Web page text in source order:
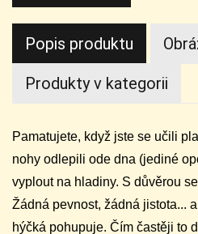
Popis produktu
Produkty v kategorii
Pamatujete, když jste se učili
nohy odlepili ode dna (jediné
vyplout na hladiny. S důvěrou
Žádná pevnost, žádná jistota...
hýčká pohupuje. Čím častěji to